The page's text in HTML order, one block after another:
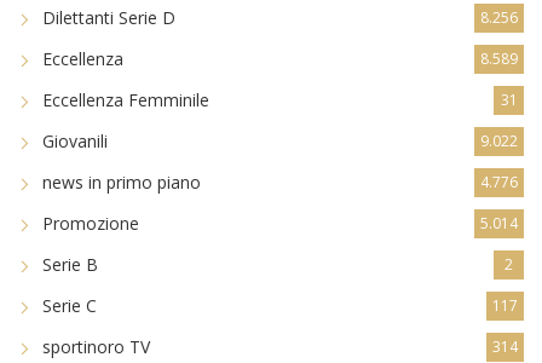
Dilettanti Serie D 8.256
Eccellenza 8.589
Eccellenza Femminile 31
Giovanili 9.022
news in primo piano 4.776
Promozione 5.014
Serie B 2
Serie C 117
sportinoro TV 314